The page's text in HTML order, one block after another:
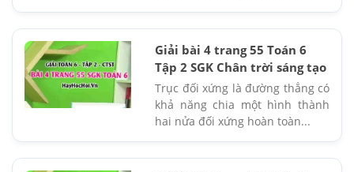
Giải bài 4 trang 55 Toán 6
Tập 2 SGK Chân trời sáng tạo
Trục đối xứng là đường thẳng có
khả năng chia một hình thành
hai nửa đối xứng hoàn toàn...